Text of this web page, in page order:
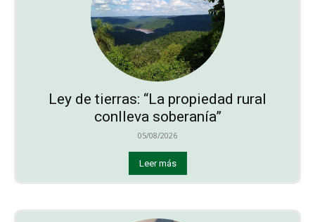
Ley de tierras: “La propiedad rural
conlleva soberanía”
05/08/2026
Leer más